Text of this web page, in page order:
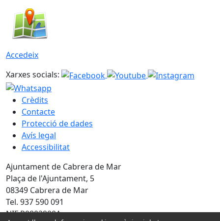
Accedeix
Xarxes socials:
Crèdits
Contacte
Protecció de dades
Avís legal
Accessibilitat
Ajuntament de Cabrera de Mar
Plaça de l'Ajuntament, 5
08349 Cabrera de Mar
Tel. 937 590 091
NIF P0802900A